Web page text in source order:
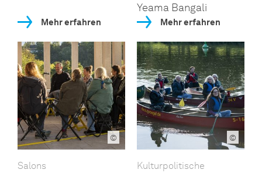
Mehr erfahren
Yeama Bangali
Mehr erfahren
©
Salons
©
Kulturpolitische